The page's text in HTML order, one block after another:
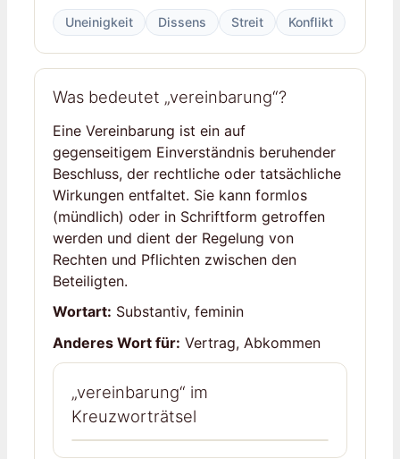
Uneinigkeit Dissens Streit Konflikt
Was bedeutet „vereinbarung“?
Eine Vereinbarung ist ein auf
gegenseitigem Einverständnis beruhender
Beschluss, der rechtliche oder tatsächliche
Wirkungen entfaltet. Sie kann formlos
(mündlich) oder in Schriftform getroffen
werden und dient der Regelung von
Rechten und Pflichten zwischen den
Beteiligten.
Wortart: Substantiv, feminin
Anderes Wort für: Vertrag, Abkommen
„vereinbarung“ im
Kreuzworträtsel